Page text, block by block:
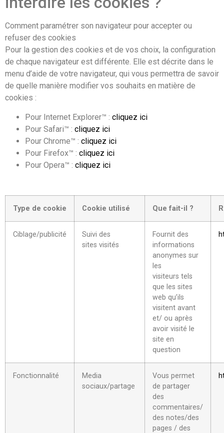
Comment paramétrer son navigateur pour accepter ou
refuser des cookies
Pour la gestion des cookies et de vos choix, la configuration
de chaque navigateur est différente. Elle est décrite dans le
menu d’aide de votre navigateur, qui vous permettra de savoir
de quelle manière modifier vos souhaits en matière de
cookies :
Pour Internet Explorer™ : cliquez ici
Pour Safari™ : cliquez ici
Pour Chrome™ : cliquez ici
Pour Firefox™ : cliquez ici
Pour Opera™ : cliquez ici
Type de cookie Cookie utilisé Que fait-il ?
Ciblage/publicité
Suivi des
sites visités
Fournit des
informations
anonymes sur
les
visiteurs tels
que les sites
web qu’ils
visitent avant
et/ ou après
avoir visité le
site en
question
Fonctionnalité
Media
sociaux/partage
Vous permet
de partager
des
commentaires/
des notes/des
pages / des